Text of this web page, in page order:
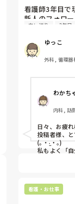
看護師3年目で
新人のフォロ
ュール管理が
す。
そんな自分な
定を合わせな
ず、いつも申
げてるのでは
て自分が今ま
くなり常に不
発してしまっ
裏で先輩に色
い仕事が怖く
なのはもうや
いますが、プ
申し送り 3年目
ゆっこ
外科, 循環
わかち
内科, 訪
日々、お疲れ
投稿者様、
(｡・‧̫・｡)
私もよく「
な…」と考
私だったら
も成長したい
看護・お仕事